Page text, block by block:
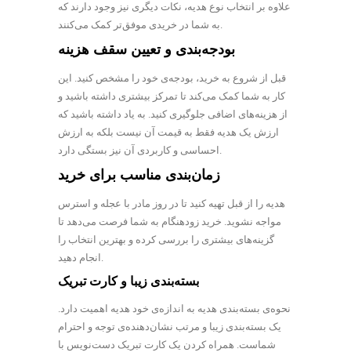
علاوه بر انتخاب نوع هدیه، نکات دیگری نیز وجود دارند که
به شما در خریدی موفق‌تر کمک می‌کنند.
بودجه‌بندی و تعیین سقف هزینه
قبل از شروع به خرید، بودجه‌ی خود را مشخص کنید. این
کار به شما کمک می‌کند تا تمرکز بیشتری داشته باشید و
از هزینه‌های اضافی جلوگیری کنید. به یاد داشته باشید که
ارزش یک هدیه فقط به قیمت آن نیست بلکه به ارزش
احساسی و کاربردی آن نیز بستگی دارد.
زمان‌بندی مناسب برای خرید
هدیه را از قبل تهیه کنید تا در روز مادر با عجله و استرس
مواجه نشوید. خرید زودهنگام به شما فرصت می‌دهد تا
گزینه‌های بیشتری را بررسی کرده و بهترین انتخاب را
انجام دهید.
بسته‌بندی زیبا و کارت تبریک
نحوه‌ی بسته‌بندی هدیه به اندازه‌ی خود هدیه اهمیت دارد.
یک بسته‌بندی زیبا و مرتب نشان‌دهنده‌ی توجه و احترام
شماست. همراه کردن یک کارت تبریک دست‌نویس با